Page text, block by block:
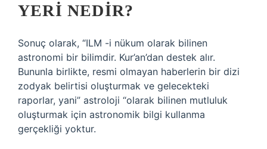
YERI NEDIR?
Sonuç olarak, “ILM -i nükum olarak bilinen
astronomi bir bilimdir. Kur’an’dan destek alır.
Bununla birlikte, resmi olmayan haberlerin bir dizi
zodyak belirtisi oluşturmak ve gelecekteki
raporlar, yani” astroloji “olarak bilinen mutluluk
oluşturmak için astronomik bilgi kullanma
gerçekliği yoktur.